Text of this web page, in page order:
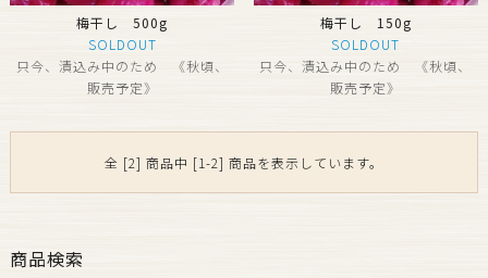
梅干し 500g
SOLDOUT
只今、漬込み中のため 《秋頃、
販売予定》
梅干し 150g
SOLDOUT
只今、漬込み中のため 《秋頃、
販売予定》
全 [2] 商品中 [1-2] 商品を表示しています。
商品検索